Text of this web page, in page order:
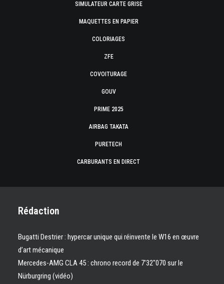
SIMULATEUR CARTE GRISE
MAQUETTES EN PAPIER
COLORIAGES
ZFE
COVOITURAGE
GOUV
PRIME 2025
AIRBAG TAKATA
PURETECH
CARBURANTS EN DIRECT
Rédaction
Bugatti Destrier : hypercar unique qui réinvente le W16 en œuvre
d’art mécanique
Mercedes-AMG CLA 45 : chrono record de 7’32″070 sur le
Nürburgring (vidéo)